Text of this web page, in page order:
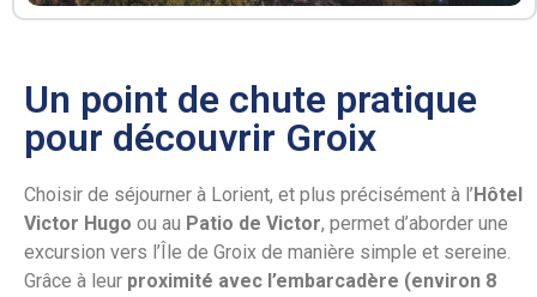
Un point de chute pratique
pour découvrir Groix
Choisir de séjourner à Lorient, et plus précisément à l’ Hôtel
Victor Hugo ou au Patio de Victor, permet d’aborder une
excursion vers l’Île de Groix de manière simple et sereine.
Grâce à leur proximité avec l’embarcadère (environ 8